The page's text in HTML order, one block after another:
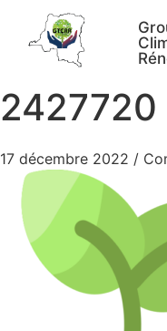
2427720
17 décembre 2022 /